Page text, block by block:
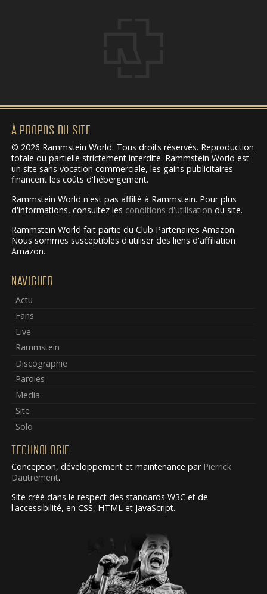
À PROPOS DU SITE
© 2026 Rammstein World. Tous droits réservés. Reproduction
totale ou partielle strictement interdite. Rammstein World est
un site sans vocation commerciale, les gains publicitaires
financent les coûts d'hébergement.
Rammstein World n'est pas affilié à Rammstein. Pour plus
d'informations, consultez les conditions d'utilisation du site.
Rammstein World fait partie du Club Partenaires Amazon.
Nous sommes susceptibles d'utiliser des liens d'affiliation
Amazon.
NAVIGUER
Actu
Fans
Live
Rammstein
Discographie
Paroles
Media
Site
Solo
TECHNOLOGIE
Conception, développement et maintenance par Pierrick
Dautrement.
Site créé dans le respect des standards W3C et de
l'accessibilité, en CSS, HTML et JavaScript.